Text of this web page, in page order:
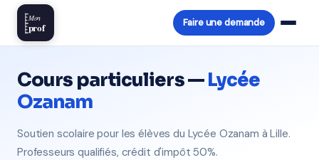
Mon
prof Faire une demande
Cours particuliers —Lycée
Ozanam
Soutien scolaire pour les élèves du Lycée Ozanam à Lille.
Professeurs qualifiés, crédit d'impôt 50%.